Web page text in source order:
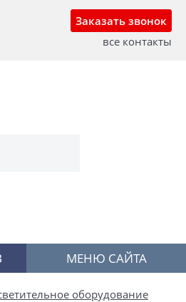
Заказать звонок
все контакты
МЕНЮ САЙТА
оборудование